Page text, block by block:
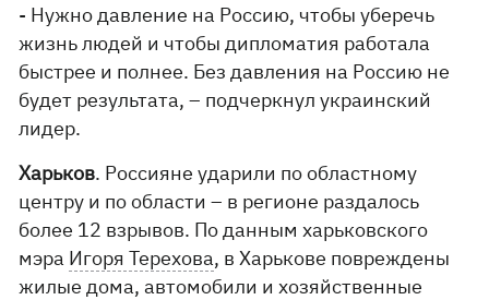
- Нужно давление на Россию, чтобы уберечь
жизнь людей и чтобы дипломатия работала
быстрее и полнее. Без давления на Россию не
будет результата, – подчеркнул украинский
лидер.
Харьков. Россияне ударили по областному
центру и по области – в регионе раздалось
более 12 взрывов. По данным харьковского
мэра Игоря Терехова, в Харькове повреждены
жилые дома, автомобили и хозяйственные